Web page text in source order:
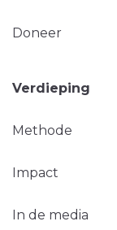
Doneer
Verdieping
Methode
Impact
In de media